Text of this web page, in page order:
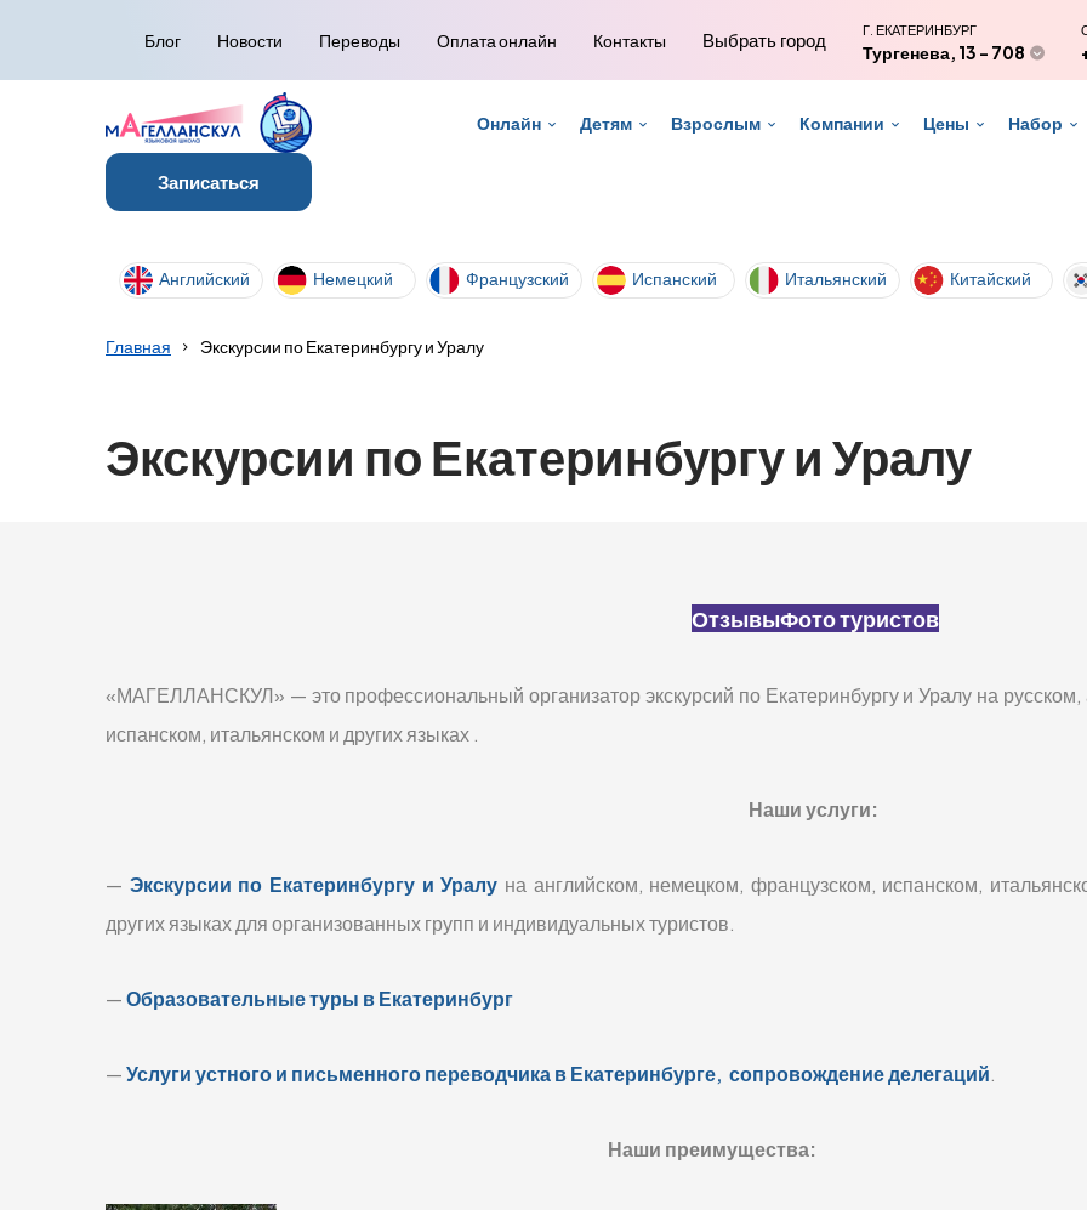
Блог Новости Переводы Оплата онлайн Контакты Выбрать город Г. ЕКАТЕРИНБУРГ
Тургенева, 13 - 708
Онлайн Детям Взрослым Компании Цены Набор
Записаться
Английский Немецкий Французский Испанский Итальянский Китайский
Главная Экскурсии по Екатеринбургу и Уралу
Экскурсии по Екатеринбургу и Уралу
ОтзывыФото туристов
«МАГЕЛЛАНСКУЛ» — это профессиональный организатор экскурсий по Екатеринбургу и Уралу на
испанском, итальянском и других языках .
Наши услуги:
— Экскурсии по Екатеринбургу и Уралу на английском, немецком, французском, испанском,
других языках для организованных групп и индивидуальных туристов.
—Образовательные туры в Екатеринбург
—Услуги устного и письменного переводчика в Екатеринбурге, сопровождение делегаций.
Наши преимущества: